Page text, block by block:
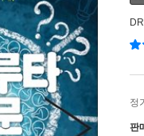
정
판